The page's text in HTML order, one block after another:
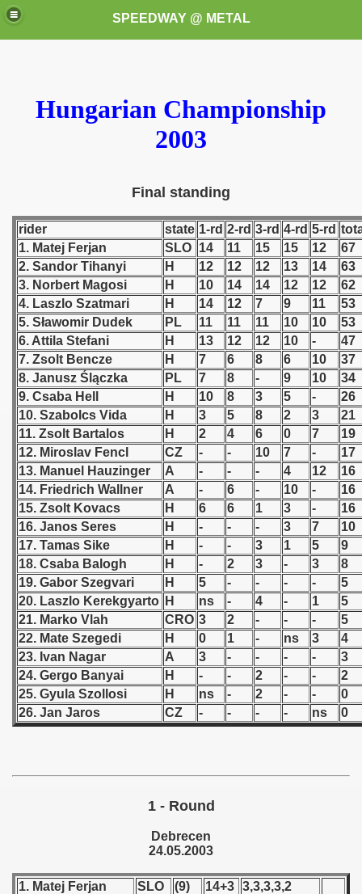
SPEEDWAY @ METAL
Hungarian Championship
2003
Final standing
rider state 1-rd 2-rd 3-rd 4-rd 5-rd
1. Matej Ferjan
SLO 14 11 15 15 12
67
2. Sandor Tihanyi
H 12 12 12 13 14
63
3. Norbert Magosi
H 10 14 14 12 12
62
4. Laszlo Szatmari
H 14 12 7 9 11
53
5. Sławomir Dudek
PL 11 11 11 10 10
53
6. Attila Stefani
H 13 12 12 10 -
47
7. Zsolt Bencze
H 7 6 8 6 10
37
8. Janusz Ślączka
PL 7 8 - 9 10
34
9. Csaba Hell
H 10 8 3 5 -
26
10. Szabolcs Vida
H 3 5 8 2 3
21
11. Zsolt Bartalos
H 2 4 6 0 7
19
12. Miroslav Fencl
CZ - - 10 7 -
17
13. Manuel Hauzinger
A - - - 4 12
16
14. Friedrich Wallner
A - 6 - 10 -
16
15. Zsolt Kovacs
H 6 6 1 3 -
16
16. Janos Seres
H - - - 3 7
10
17. Tamas Sike
H - - 3 1 5
9
18. Csaba Balogh
H - 2 3 - 3
8
19. Gabor Szegvari
H 5 - - - -
5
20. Laszlo Kerekgyarto H ns - 4 - 1
5
21. Marko Vlah
CRO 3 2 - - -
5
22. Mate Szegedi
H 0 1 - ns 3
4
23. Ivan Nagar
A 3 - - - -
3
24. Gergo Banyai
H - - 2 - -
2
25. Gyula Szollosi
H ns - 2 - -
0
26. Jan Jaros
CZ - - - - ns 0
1 - Round
Debrecen
24.05.2003
1. Matej Ferjan SLO (9) 14+3 3,3,3,3,2
these speedway programms)
(My speedway programmes to exchange or sale)
Świata (World Speedway Championship)
1946
- 1952
- 1953
- 1954
- 1959